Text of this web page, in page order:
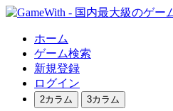
ホーム
ゲーム検索
新規登録
ログイン
2カラム 3カラム